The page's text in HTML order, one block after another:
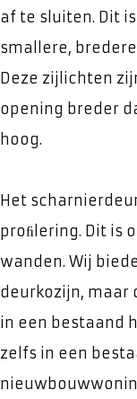
af te sluiten. Dit
smallere,
Deze zijlichten
opening breder
hoog.
Het
proﬁlering. Dit is
wanden. Wij
deurkozijn, maar
in een bestaand
zelfs in een